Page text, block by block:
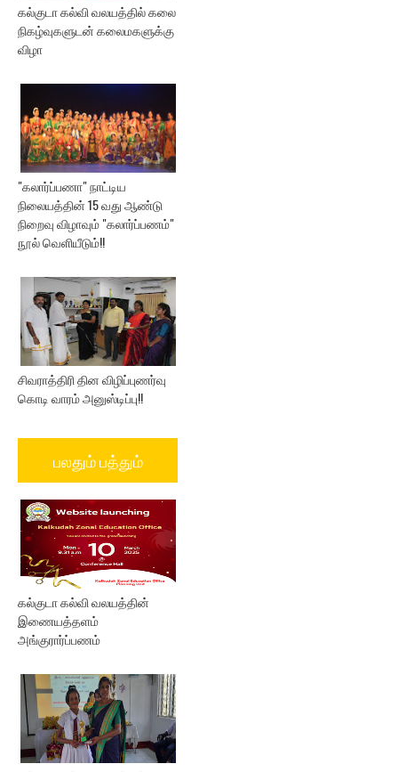
கல்குடா கல்வி வலயத்தில் கலை
நிகழ்வுகளுடன் கலைமகளுக்கு
விழா
"கலார்ப்பணா" நாட்டிய
நிலையத்தின் 15 வது ஆண்டு
நிறைவு விழாவும் "கலார்ப்பணம்"
நூல் வெளியீடும்!!
சிவராத்திரி தின விழிப்புணர்வு
கொடி வாரம் அனுஸ்டிப்பு!!
பலதும் பத்தும்
கல்குடா கல்வி வலயத்தின்
இணையத்தளம்
அங்குரார்ப்பணம்